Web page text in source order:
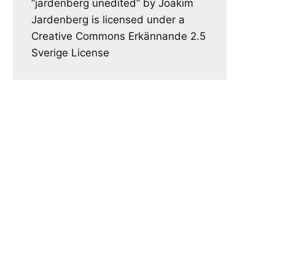
”jardenberg unedited” by Joakim
Jardenberg is licensed under a
Creative Commons Erkännande 2.5
Sverige License